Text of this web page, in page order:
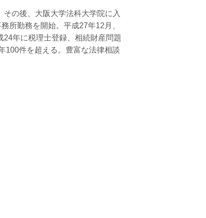
の後、大阪大学法科大学院に入
所勤務を開始。平成27年12月、
年に税理士登録、相続財産問題
100件を超える。豊富な法律相談